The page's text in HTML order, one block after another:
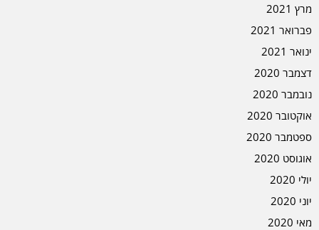
מרץ 2021
פברואר 2021
ינואר 2021
דצמבר 2020
נובמבר 2020
אוקטובר 2020
ספטמבר 2020
אוגוסט 2020
יולי 2020
יוני 2020
מאי 2020